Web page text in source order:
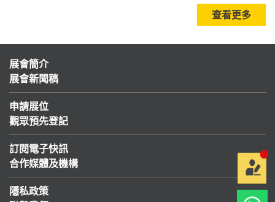
查看更多
展會簡介
展會新聞稿
申請展位
觀眾預先登記
訂閱電子快訊
合作媒體及機構
隱私政策